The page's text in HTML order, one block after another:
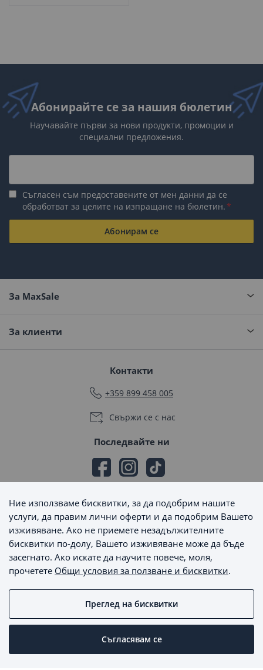
Абонирайте се за нашия бюлетин
Научавайте първи за нови продукти, промоции и
специални предложения.
Съгласен съм предоставените от мен данни да се
обработват за целите на изпращане на бюлетин.
Абонирам се
За MaxSale
За клиенти
Контакти
+359 899 458 005
Свържи се с нас
Последвайте ни
Начини на плащане
Начини на доставка
MaxSale © 2026 - Всички права запазени
Ние използваме бисквитки, за да подобрим нашите
услуги, да правим лични оферти и да подобрим Вашето
изживяване. Ако не приемете незадължителните
бисквитки по-долу, Вашето изживяване може да бъде
засегнато. Ако искате да научите повече, моля,
прочетете Общи условия за ползване и бисквитки.
Съгласявам се
Преглед на бисквитки